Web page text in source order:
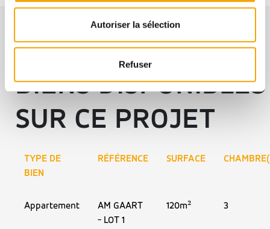
Autoriser la sélection
Refuser
BIENS DISPONIBLES
SUR CE PROJET
TYPE DE
BIEN
RÉFÉRENCE SURFACE
Appartement
AM GAART
- LOT 1
120m² 3